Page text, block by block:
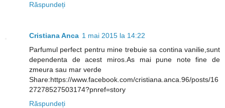
Răspundeți
Cristiana Anca 1 mai 2015 la 14:22
Parfumul perfect pentru mine trebuie sa contina vanilie,sunt
dependenta de acest miros.As mai pune note fine de
zmeura sau mar verde
Share:https://www.facebook.com/cristiana.anca.96/posts/16
27278527503174?pnref=story
Răspundeți